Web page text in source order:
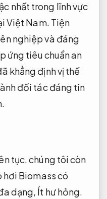
nhất trong lĩnh vực
Việt Nam. Tiện
nghiệp và đáng
ứng tiêu chuẩn an
khẳng định vị thế
đối tác đáng tin
tục.chúng tôi còn
hơi Biomass có
dạng, Ít hư hỏng.